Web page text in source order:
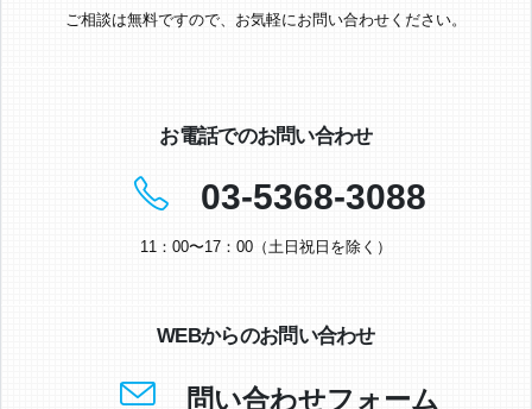
ご相談は無料ですので、お気軽にお問い合わせください。
お電話でのお問い合わせ
03-5368-3088
11：00〜17：00（土日祝日を除く）
WEBからのお問い合わせ
問い合わせフォーム